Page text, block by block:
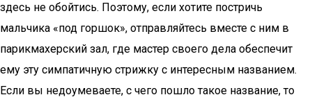
здесь не обойтись. Поэтому, если хотите постричь
мальчика «под горшок», отправляйтесь вместе с ним в
парикмахерский зал, где мастер своего дела обеспечит
ему эту симпатичную стрижку с интересным названием.
Если вы недоумеваете, с чего пошло такое название, то